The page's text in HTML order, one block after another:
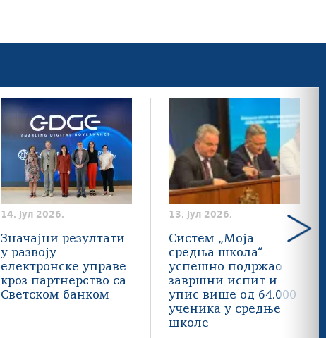
14. јул 2026.
Значајни резултати
у развоју
електронске управе
кроз партнерство са
Светском банком
13. јул 2026.
Систем „Моја
средња школа“
успешно подржао
завршни испит и
упис више од 64.000
ученика у средње
школе